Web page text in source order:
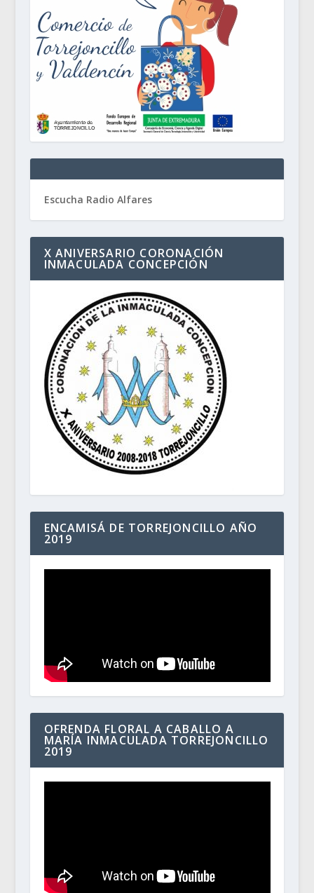
Escucha Radio Alfares
X ANIVERSARIO CORONACIÓN
INMACULADA CONCEPCIÓN
ENCAMISÁ DE TORREJONCILLO AÑO
2019
OFRENDA FLORAL A CABALLO A
MARÍA INMACULADA TORREJONCILLO
2019